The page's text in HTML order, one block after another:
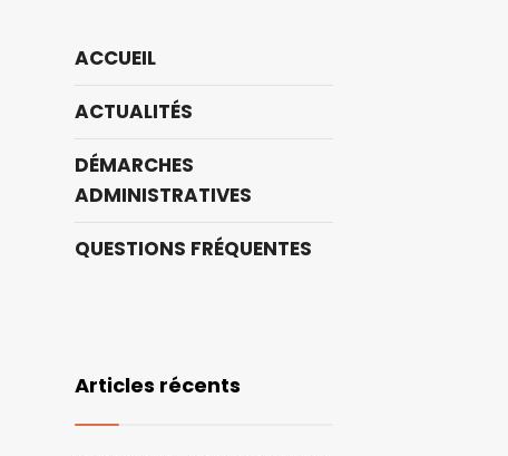
ACCUEIL
ACTUALITÉS
DÉMARCHES
ADMINISTRATIVES
QUESTIONS FRÉQUENTES
Articles récents